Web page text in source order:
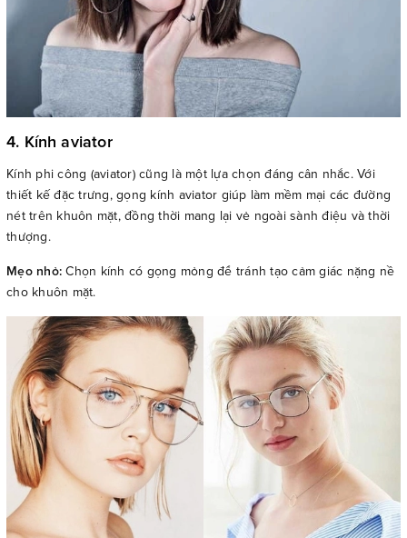
4. Kính aviator
Kính phi công (aviator) cũng là một lựa chọn đáng cân nhắc. Với
thiết kế đặc trưng, gọng kính aviator giúp làm mềm mại các đường
nét trên khuôn mặt, đồng thời mang lại vẻ ngoài sành điệu và thời
thượng.
Mẹo nhỏ:Chọn kính có gọng mỏng để tránh tạo cảm giác nặng nề
cho khuôn mặt.